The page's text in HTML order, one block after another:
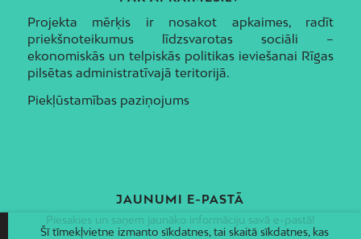
Projekta mērķis ir nosakot apkaimes, radīt
priekšnoteikumus līdzsvarotas sociāli –
ekonomiskās un telpiskās politikas ieviešanai Rīgas
pilsētas administratīvajā teritorijā.
Piekļūstamības paziņojums
JAUNUMI E-PASTĀ
Piesakies un saņem jaunāko informāciju savā e-pastā!
Šī tīmekļvietne izmanto sīkdatnes, tai skaitā sīkdatnes, kas